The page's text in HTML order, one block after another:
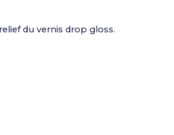
du vernis drop gloss.